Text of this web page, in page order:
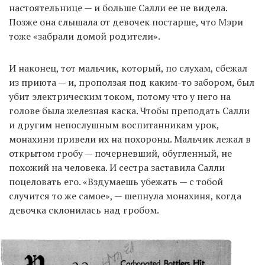
настоятельнице — и больше Салли ее не видела.
Позже она слышала от девочек постарше, что Мэри
тоже «забрали домой родители».
И наконец, тот мальчик, который, по слухам, сбежал
из приюта — и, проползая под каким-то забором, был
убит электрическим током, потому что у него на
голове была железная каска. Чтобы преподать Салли
и другим непослушным воспитанникам урок,
монахини привели их на похороны. Мальчик лежал в
открытом гробу — почерневший, обугленный, не
похожий на человека. И сестра заставила Салли
поцеловать его. «Вздумаешь убежать — с тобой
случится то же самое», — шепнула монахиня, когда
девочка склонилась над гробом.